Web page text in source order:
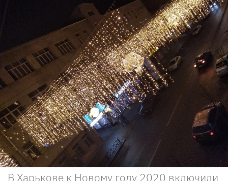
В Харькове к Новому году 2020 включили